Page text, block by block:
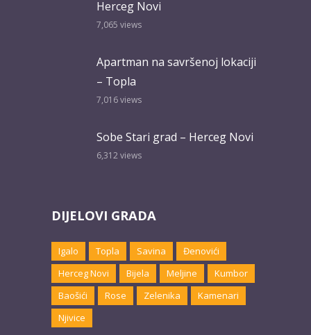
Herceg Novi
7,065 views
Apartman na savršenoj lokaciji
– Topla
7,016views
Sobe Stari grad – Herceg Novi
6,312views
DIJELOVI GRADA
Igalo Topla Savina
Đenovići
Herceg Novi
Bijela Meljine
Kumbor
Baošići
Rose Zelenika
Kamenari
Njivice